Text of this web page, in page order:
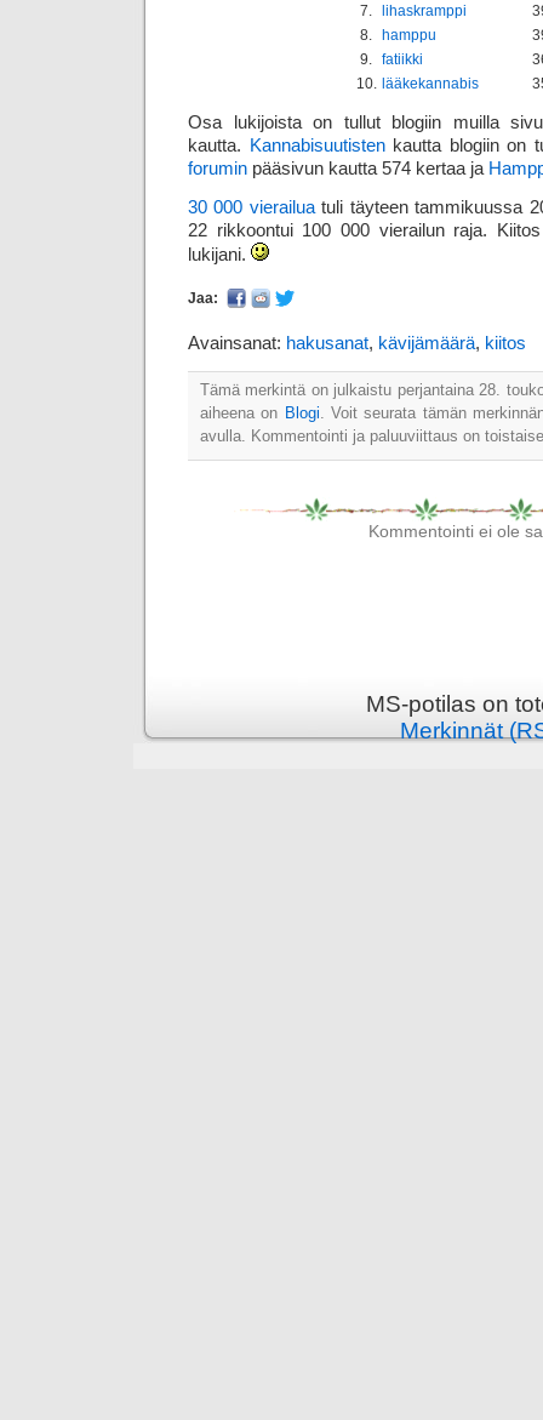
7.
lihaskramppi
8.
hamppu
9.
fatiikki
10. lääkekannabis
Osa lukijoista on tullut blogiin muilla
kautta.
Kannabis­uutistenkautta blogiin on
forumin pääsivun kautta 574 kertaa ja
30 000 vierailuatuli täyteen tammikuussa
22 rikkoontui 100 000 vierailun raja.
lukijani.
Jaa:
Avainsanat: hakusanat, kävijämäärä, kiitos
Tämä merkintä on julkaistu perjantaina 28.
aiheena on Blogi . Voit seurata tämän
avulla. Kommentointi ja paluuviittaus on
Kommentointi ei ole
MS-potilas on
Merkinnät